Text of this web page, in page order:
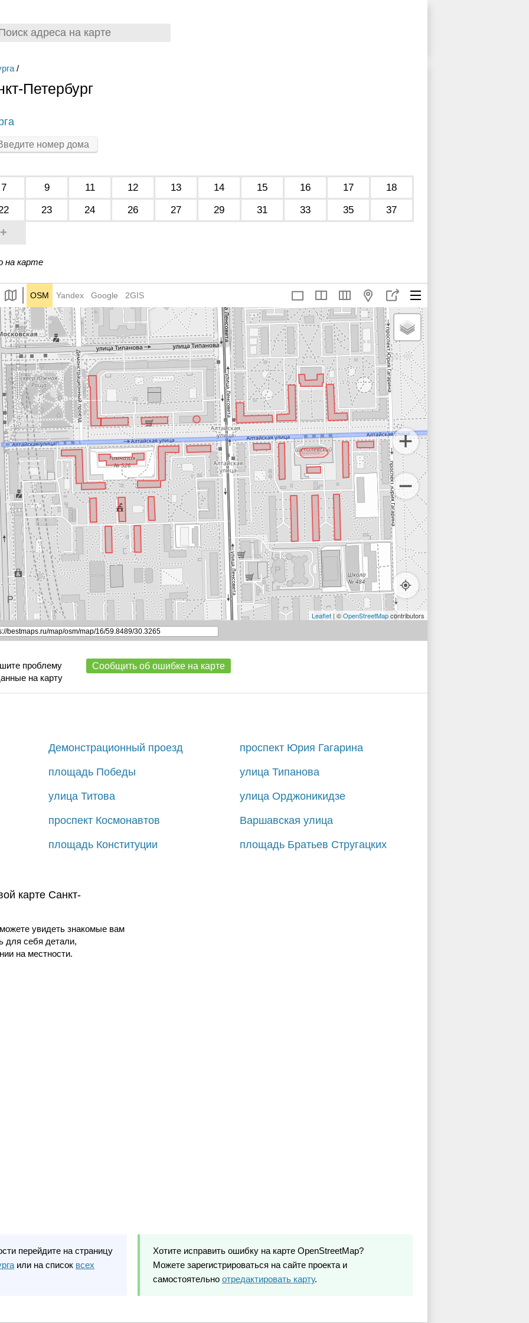
/
Петербург
7 9 11 12 13 14 15 16 17
18
23 24 26 27 29 31 33 35
37
+
на карте
OSM Yandex Google 2GIS
Leaflet | ©OpenStreetMapcontributors
проблему
на карту
Сообщить об ошибке на карте
Демонстрационный проезд проспект Юрия Гагарина
площадь Победы улица Типанова
улица Титова улица Орджоникидзе
проспект Космонавтов Варшавская улица
площадь Конституции площадь Братьев Стругацких
карте Санкт-
увидеть знакомые вам
для себя детали,
на местности.
перейдите на страницу
или на список всех
Хотите исправить ошибку на карте OpenStreetMap?
Можете зарегистрироваться на сайте проекта и
самостоятельно отредактировать карту.